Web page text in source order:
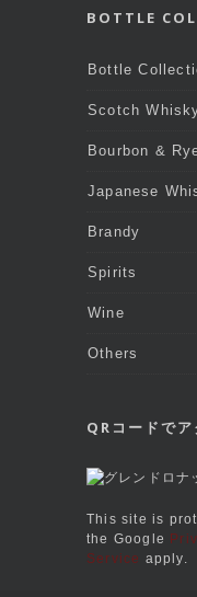
BOTTLE
Bottle
Scotch
Bourbon &
Japanese
Brandy
Spirits
Wine
Others
QRコードでア
This site is
the Google
Service apply.